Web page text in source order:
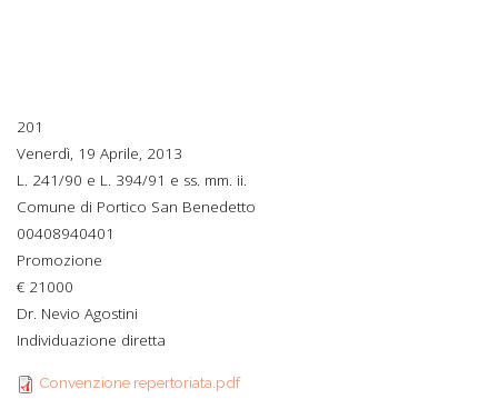
201
Venerdì, 19 Aprile, 2013
L. 241/90 e L. 394/91 e ss. mm. ii.
Comune di Portico San Benedetto
00408940401
Promozione
€ 21000
Dr. Nevio Agostini
Individuazione diretta
Convenzione repertoriata.pdf